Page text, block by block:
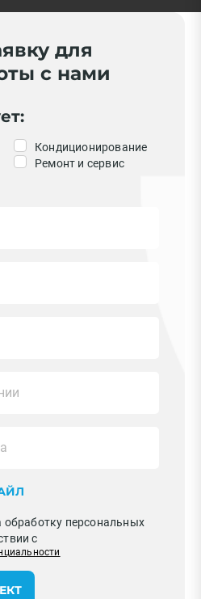
для
с нами
Кондиционирование
Ремонт и сервис
обработку персональных
с